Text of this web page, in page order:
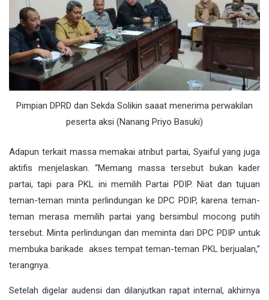
Pimpian DPRD dan Sekda Solikin saaat menerima perwakilan
peserta aksi (Nanang Priyo Basuki)
Adapun terkait massa memakai atribut partai, Syaiful yang juga
aktifis menjelaskan. “Memang massa tersebut bukan kader
partai, tapi para PKL ini memilih Partai PDIP. Niat dan tujuan
teman-teman minta perlindungan ke DPC PDIP, karena teman-
teman merasa memilih partai yang bersimbul mocong putih
tersebut. Minta perlindungan dan meminta dari DPC PDIP untuk
membuka barikade akses tempat teman-teman PKL berjualan,”
terangnya.
Setelah digelar audensi dan dilanjutkan rapat internal, akhirnya